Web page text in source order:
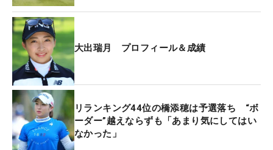
ただ、本人はどこ吹く風。「全然。何も考えていな
いです」と笑い飛ばした。「そういう性格じゃない
というか。熱くないんで、冷めているんで（笑）。
周りの人との温度差を感じています（笑）」。リラ
ンキングについて、過熱する周囲の声とは裏腹に、
当事者の大出はいたって冷静だ。「（ボーダー越え
は）多分狙ってできるほどの実力は無いです」と自
虐的なコメントまで飛び出した。
大出瑞月 プロフィール＆成績
リランキング44位の橋添穂は予選落ち “ボ
ーダー”越えならずも「あまり気にしてはい
なかった」